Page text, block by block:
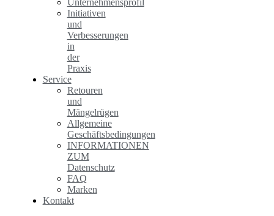
Unternehmensprofil
Initiativen
und
Verbesserungen
in
der
Praxis
Service
Retouren
und
Mängelrügen
Allgemeine
Geschäftsbedingungen
INFORMATIONEN
ZUM
Datenschutz
FAQ
Marken
Kontakt